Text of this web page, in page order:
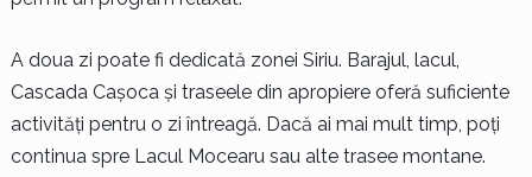
A doua zi poate fi dedicată zonei Siriu. Barajul, lacul,
Cascada Cașoca și traseele din apropiere oferă suficiente
activități pentru o zi întreagă. Dacă ai mai mult timp, poți
continua spre Lacul Mocearu sau alte trasee montane.